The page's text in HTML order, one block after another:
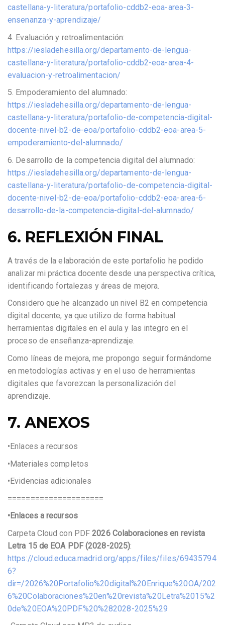
castellana-y-literatura/portafolio-cddb2-eoa-area-3-
ensenanza-y-aprendizaje/
4. Evaluación y retroalimentación:
https://iesladehesilla.org/departamento-de-lengua-
castellana-y-literatura/portafolio-cddb2-eoa-area-4-
evaluacion-y-retroalimentacion/
5. Empoderamiento del alumnado:
https://iesladehesilla.org/departamento-de-lengua-
castellana-y-literatura/portafolio-de-competencia-digital-
docente-nivel-b2-de-eoa/portafolio-cddb2-eoa-area-5-
empoderamiento-del-alumnado/
6. Desarrollo de la competencia digital del alumnado:
https://iesladehesilla.org/departamento-de-lengua-
castellana-y-literatura/portafolio-de-competencia-digital-
docente-nivel-b2-de-eoa/portafolio-cddb2-eoa-area-6-
desarrollo-de-la-competencia-digital-del-alumnado/
6. REFLEXIÓN FINAL
A través de la elaboración de este portafolio he podido
analizar mi práctica docente desde una perspectiva crítica,
identificando fortalezas y áreas de mejora.
Considero que he alcanzado un nivel B2 en competencia
digital docente, ya que utilizo de forma habitual
herramientas digitales en el aula y las integro en el
proceso de enseñanza-aprendizaje.
Como líneas de mejora, me propongo seguir formándome
en metodologías activas y en el uso de herramientas
digitales que favorezcan la personalización del
aprendizaje.
7. ANEXOS
•Enlaces a recursos
•Materiales completos
•Evidencias adicionales
=====================
•Enlaces a recursos
Carpeta Cloud con PDF2026 Colaboraciones en revista
Letra 15 de EOA PDF (2028-2025):
https://cloud.educa.madrid.org/apps/files/files/69435794
6?
dir=/2026%20Portafolio%20digital%20Enrique%20OA/202
6%20Colaboraciones%20en%20revista%20Letra%2015%2
0de%20EOA%20PDF%20%282028-2025%29